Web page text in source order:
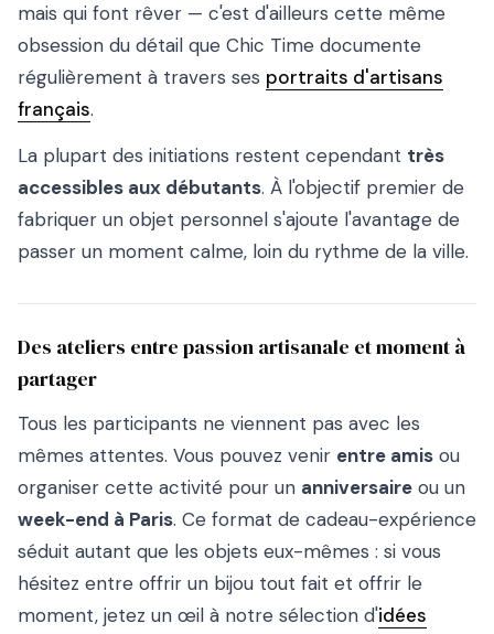
mais qui font rêver — c'est d'ailleurs cette même
obsession du détail que Chic Time documente
régulièrement à travers ses portraits d'artisans
français.
La plupart des initiations restent cependant très
accessibles aux débutants. À l'objectif premier de
fabriquer un objet personnel s'ajoute l'avantage de
passer un moment calme, loin du rythme de la ville.
Des ateliers entre passion artisanale et moment à
partager
Tous les participants ne viennent pas avec les
mêmes attentes. Vous pouvez venir entre amis ou
organiser cette activité pour un anniversaire ou un
week-end à Paris. Ce format de cadeau-expérience
séduit autant que les objets eux-mêmes : si vous
hésitez entre offrir un bijou tout fait et offrir le
moment, jetez un œil à notre sélection d'idées